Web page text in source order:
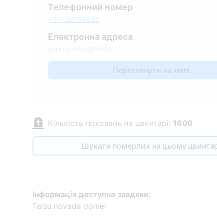
Телефонний номер
+371 26164923
Електронна адреса
jana.robalde@talsi.lv
Переглянути на мапі
Кількість поховань на цвинтарі: 1600
Шукати померлих на цьому
Інформація доступна завдяки:
Talsu novada domei